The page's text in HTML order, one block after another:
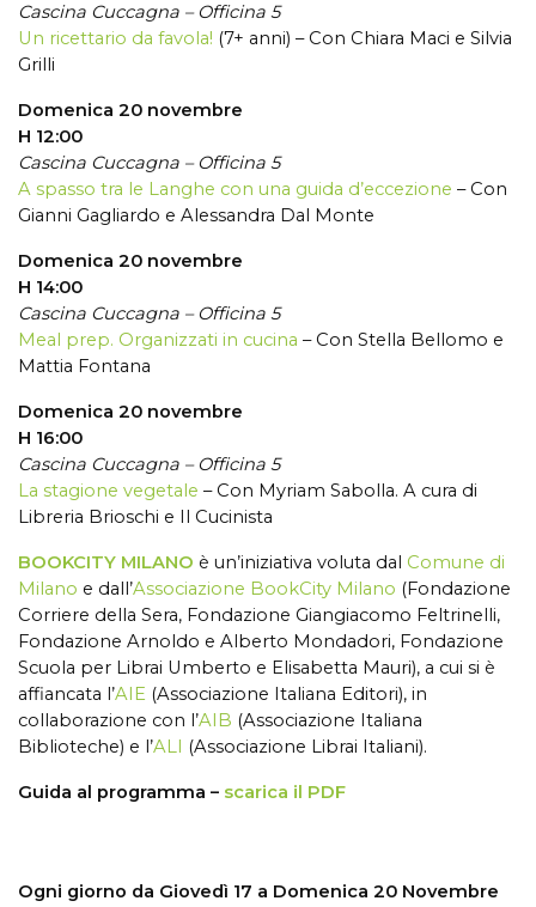
Cascina Cuccagna – Officina 5
Un ricettario da favola! (7+ anni) – Con Chiara Maci e Silvia
Grilli
Domenica 20 novembre
H 12:00
Cascina Cuccagna – Officina 5
A spasso tra le Langhe con una guida d’eccezione – Con
Gianni Gagliardo e Alessandra Dal Monte
Domenica 20 novembre
H 14:00
Cascina Cuccagna – Officina 5
Meal prep. Organizzati in cucina – Con Stella Bellomo e
Mattia Fontana
Domenica 20 novembre
H 16:00
Cascina Cuccagna – Officina 5
La stagione vegetale – Con Myriam Sabolla. A cura di
Libreria Brioschi e Il Cucinista
BOOKCITY MILANO è un’iniziativa voluta dal Comune di
Milano e dall’Associazione BookCity Milano (Fondazione
Corriere della Sera, Fondazione Giangiacomo Feltrinelli,
Fondazione Arnoldo e Alberto Mondadori, Fondazione
Scuola per Librai Umberto e Elisabetta Mauri), a cui si è
affiancata l’AIE (Associazione Italiana Editori), in
collaborazione con l’AIB (Associazione Italiana
Biblioteche) e l’ALI (Associazione Librai Italiani).
Guida al programma – scarica il PDF
Ogni giorno da Giovedì 17 a Domenica 20 Novembre